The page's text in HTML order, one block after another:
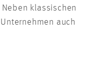
klassischen
auch